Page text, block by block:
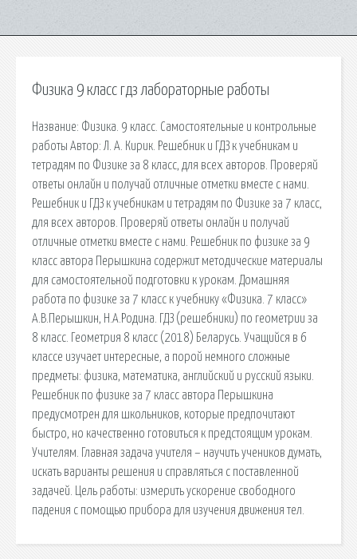
Физика 9 класс гдз лабораторные работы
Название: Физика. 9 класс. Самостоятельные и контрольные
работы Автор: Л. А. Кирик. Решебник и ГДЗ к учебникам и
тетрадям по Физике за 8 класс, для всех авторов. Проверяй
ответы онлайн и получай отличные отметки вместе с нами.
Решебник и ГДЗ к учебникам и тетрадям по Физике за 7 класс,
для всех авторов. Проверяй ответы онлайн и получай
отличные отметки вместе с нами. Решебник по физике за 9
класс автора Перышкина содержит методические материалы
для самостоятельной подготовки к урокам. Домашняя
работа по физике за 7 класс к учебнику «Физика. 7 класс»
А.В.Перышкин, Н.А.Родина. ГДЗ (решебники) по геометрии за
8 класс. Геометрия 8 класс (2018) Беларусь. Учащийся в 6
классе изучает интересные, а порой немного сложные
предметы: физика, математика, английский и русский языки.
Решебник по физике за 7 класс автора Перышкина
предусмотрен для школьников, которые предпочитают
быстро, но качественно готовиться к предстоящим урокам.
Учителям. Главная задача учителя – научить учеников думать,
искать варианты решения и справляться с поставленной
задачей. Цель работы: измерить ускорение свободного
падения с помощью прибора для изучения движения тел.